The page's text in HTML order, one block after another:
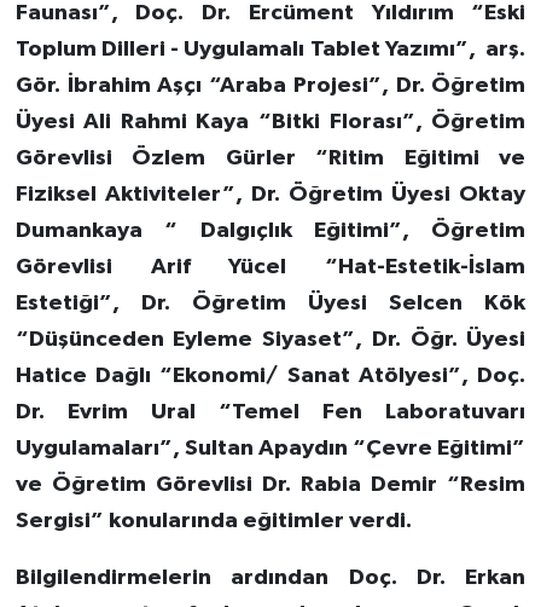
Faunası”, Doç. Dr. Ercüment Yıldırım “Eski
Toplum Dilleri - Uygulamalı Tablet Yazımı”, arş.
Gör. İbrahim Aşçı “Araba Projesi”, Dr. Öğretim
Üyesi Ali Rahmi Kaya “Bitki Florası”, Öğretim
Görevlisi Özlem Gürler “Ritim Eğitimi ve
Fiziksel Aktiviteler”, Dr. Öğretim Üyesi Oktay
Dumankaya “ Dalgıçlık Eğitimi”, Öğretim
Görevlisi Arif Yücel “Hat-Estetik-İslam
Estetiği”, Dr. Öğretim Üyesi Selcen Kök
“Düşünceden Eyleme Siyaset”, Dr. Öğr. Üyesi
Hatice Dağlı “Ekonomi/ Sanat Atölyesi”, Doç.
Dr. Evrim Ural “Temel Fen Laboratuvarı
Uygulamaları”, Sultan Apaydın “Çevre Eğitimi”
ve Öğretim Görevlisi Dr. Rabia Demir “Resim
Sergisi” konularında eğitimler verdi.
Bilgilendirmelerin ardından Doç. Dr. Erkan